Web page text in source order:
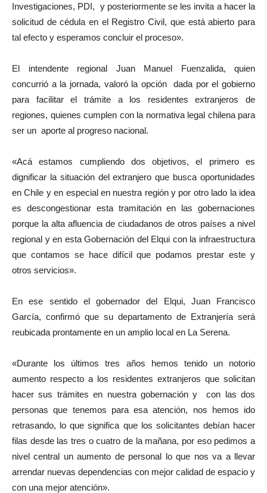
Investigaciones, PDI, y posteriormente se les invita a hacer la
solicitud de cédula en el Registro Civil, que está abierto para
tal efecto y esperamos concluir el proceso».
El intendente regional Juan Manuel Fuenzalida, quien
concurrió a la jornada, valoró la opción dada por el gobierno
para facilitar el trámite a los residentes extranjeros de
regiones, quienes cumplen con la normativa legal chilena para
ser un aporte al progreso nacional.
«Acá estamos cumpliendo dos objetivos, el primero es
dignificar la situación del extranjero que busca oportunidades
en Chile y en especial en nuestra región y por otro lado la idea
es descongestionar esta tramitación en las gobernaciones
porque la alta afluencia de ciudadanos de otros países a nivel
regional y en esta Gobernación del Elqui con la infraestructura
que contamos se hace difícil que podamos prestar este y
otros servicios».
En ese sentido el gobernador del Elqui, Juan Francisco
García, confirmó que su departamento de Extranjería será
reubicada prontamente en un amplio local en La Serena.
«Durante los últimos tres años hemos tenido un notorio
aumento respecto a los residentes extranjeros que solicitan
hacer sus trámites en nuestra gobernación y con las dos
personas que tenemos para esa atención, nos hemos ido
retrasando, lo que significa que los solicitantes debían hacer
filas desde las tres o cuatro de la mañana, por eso pedimos a
nivel central un aumento de personal lo que nos va a llevar
arrendar nuevas dependencias con mejor calidad de espacio y
con una mejor atención».